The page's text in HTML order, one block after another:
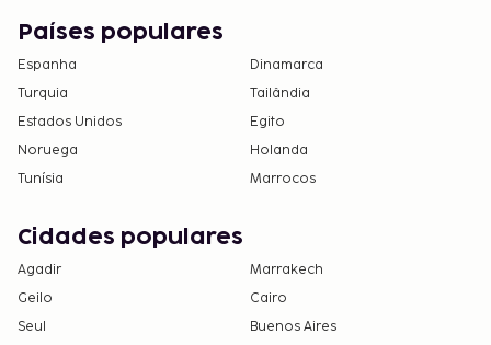
Países populares
Espanha
Dinamarca
Turquia
Tailândia
Estados Unidos
Egito
Noruega
Holanda
Tunísia
Marrocos
Cidades populares
Agadir
Marrakech
Geilo
Cairo
Seul
Buenos Aires